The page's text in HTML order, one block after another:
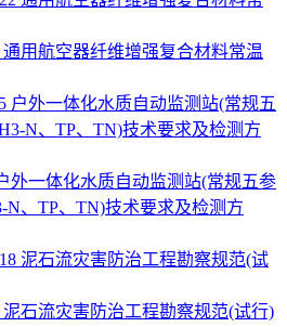
通用航空器纤维增强复合材料常温
外一体化水质自动监测站(常规五参
N、TP、TN)技术要求及检测方
泥石流灾害防治工程勘察规范(试行)